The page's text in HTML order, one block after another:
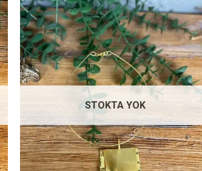
Favorilerime
Ekle
STOKTA YOK